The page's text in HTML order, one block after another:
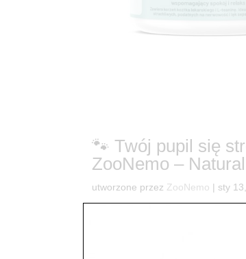
🐾 Twój pupil się
ZooNemo –
utworzone przez ZooNemo | sty